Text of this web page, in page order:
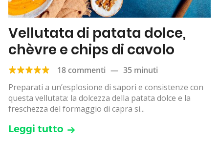
Vellutata di patata dolce,
chèvre e chips di cavolo
18 commenti — 35 minuti
Preparati a un’esplosione di sapori e consistenze con
questa vellutata: la dolcezza della patata dolce e la
freschezza del formaggio di capra si...
Leggi tutto